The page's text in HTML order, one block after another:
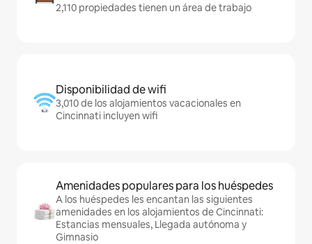
2,110 propiedades tienen un área de trabajo
Disponibilidad de wifi
3,010 de los alojamientos vacacionales en
Cincinnati incluyen wifi
Amenidades populares para los huéspedes
A los huéspedes les encantan las siguientes
amenidades en los alojamientos de Cincinnati:
Estancias mensuales, Llegada autónoma y
Gimnasio